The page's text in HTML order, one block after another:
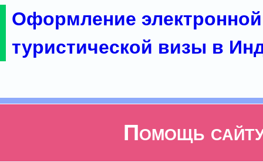
Оформление электронной
туристической визы в
Помощь